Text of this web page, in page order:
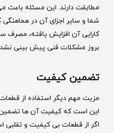
مطابقت دارند. این مسئله باعث
شما و سایر اجزای آن در هماهنگی
کارایی آن افزایش یافته،
بروز مشکلات فنی پیش بینی
تضمین کیفیت
مزیت مهم دیگر استفاده از
این است که کیفیت آن ها
اگر از قطعات بی کیفیت و تقلبی